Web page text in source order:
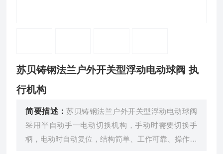
苏贝铸钢法兰户外开关型浮动电动球阀 执
行机构
简要描述：苏贝铸钢法兰户外开关型浮动电动球阀
采用半自动手一电动切换机构，手动时需要切换手
柄，电动时自动复位，结构简单、工作可靠、操作轻